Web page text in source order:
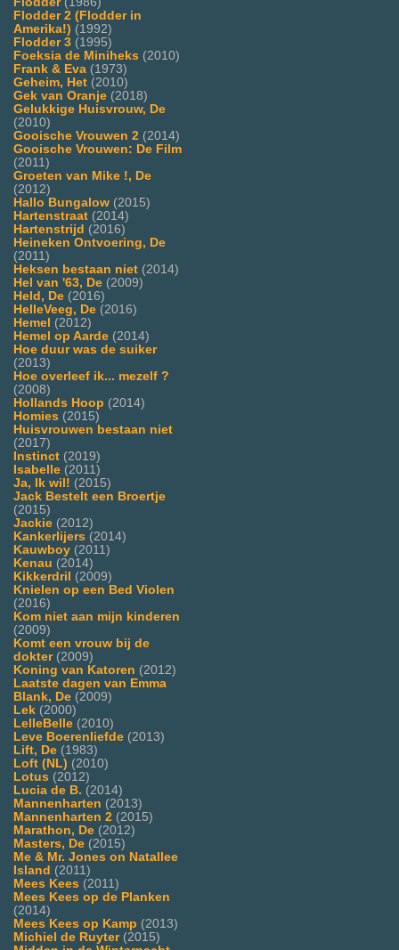
Flodder 2 (Flodder in
Amerika!) (1992)
Flodder 3 (1995)
Foeksia de Miniheks (2010)
Frank & Eva (1973)
Geheim, Het (2010)
Gek van Oranje (2018)
Gelukkige Huisvrouw, De
(2010)
Gooische Vrouwen 2 (2014)
Gooische Vrouwen: De Film
(2011)
Groeten van Mike !, De
(2012)
Hallo Bungalow (2015)
Hartenstraat (2014)
Hartenstrijd (2016)
Heineken Ontvoering, De
(2011)
Heksen bestaan niet (2014)
Hel van '63, De (2009)
Held, De (2016)
HelleVeeg, De (2016)
Hemel (2012)
Hemel op Aarde (2014)
Hoe duur was de suiker
(2013)
Hoe overleef ik... mezelf ?
(2008)
Hollands Hoop (2014)
Homies (2015)
Huisvrouwen bestaan niet
(2017)
Instinct (2019)
Isabelle (2011)
Ja, Ik wil! (2015)
Jack Bestelt een Broertje
(2015)
Jackie (2012)
Kankerlijers (2014)
Kauwboy (2011)
Kenau (2014)
Kikkerdril
(2009)
Knielen op een Bed Violen
(2016)
Kom niet aan mijn kinderen
(2009)
Komt een vrouw bij de
dokter(2009)
Koning van Katoren (2012)
Laatste dagen van Emma
Blank, De (2009)
Lek (2000)
LelleBelle (2010)
Leve Boerenliefde (2013)
Lift, De (1983)
Loft (NL) (2010)
Lotus (2012)
Lucia de B. (2014)
Mannenharten (2013)
Mannenharten 2 (2015)
Marathon, De (2012)
Masters, De (2015)
Me & Mr. Jones on Natallee
Island (2011)
Mees Kees (2011)
Mees Kees op de Planken
(2014)
Mees Kees op Kamp (2013)
Michiel de Ruyter(2015)